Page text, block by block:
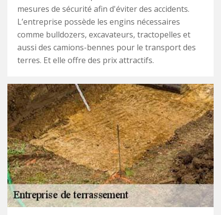
mesures de sécurité afin d'éviter des accidents.
L’entreprise possède les engins nécessaires
comme bulldozers, excavateurs, tractopelles et
aussi des camions-bennes pour le transport des
terres. Et elle offre des prix attractifs.